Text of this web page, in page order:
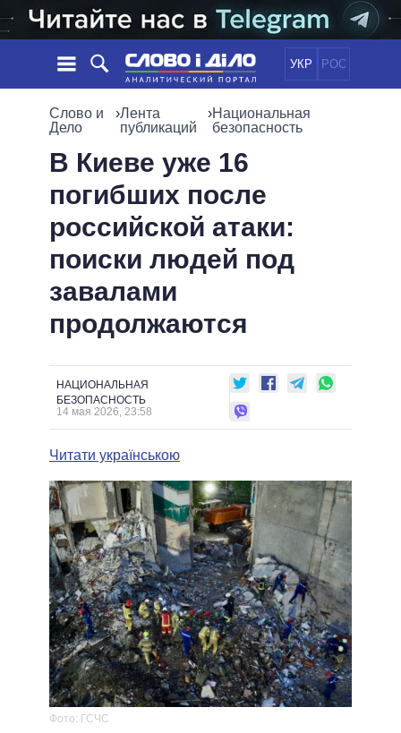
УКР РОС
НОВОСТИ
ЛЕНТА
СТАТЬИ
МНЕНИЯ
ОБЗОРЫ
ДАЙДЖЕСТЫ
ПОЛИТИКА
ОБЩЕСТВО
МИР
ОБЕЩАНИЯ
ПОЛИТИКИ
ВСЕ ПОЛИТИКИ
ПРЕЗИДЕНТ И ОФИС
ВЕРХОВНАЯ РАДА
ГЛАВЫ ОБЛАДМИНИСТРАЦИЙ
МЭРЫ
ВСЕ ПЕРСОНЫ
ИНФОГРАФИКА
ВИДЕО
Слово и
Дело
›Лента
публикаций
›Национальная
безопасность
В Киеве уже 16
погибших после
российской атаки:
поиски людей под
завалами
продолжаются
НАЦИОНАЛЬНАЯ
БЕЗОПАСНОСТЬ
14 мая 2026, 23:58
Читати українською
Фото: ГСЧС